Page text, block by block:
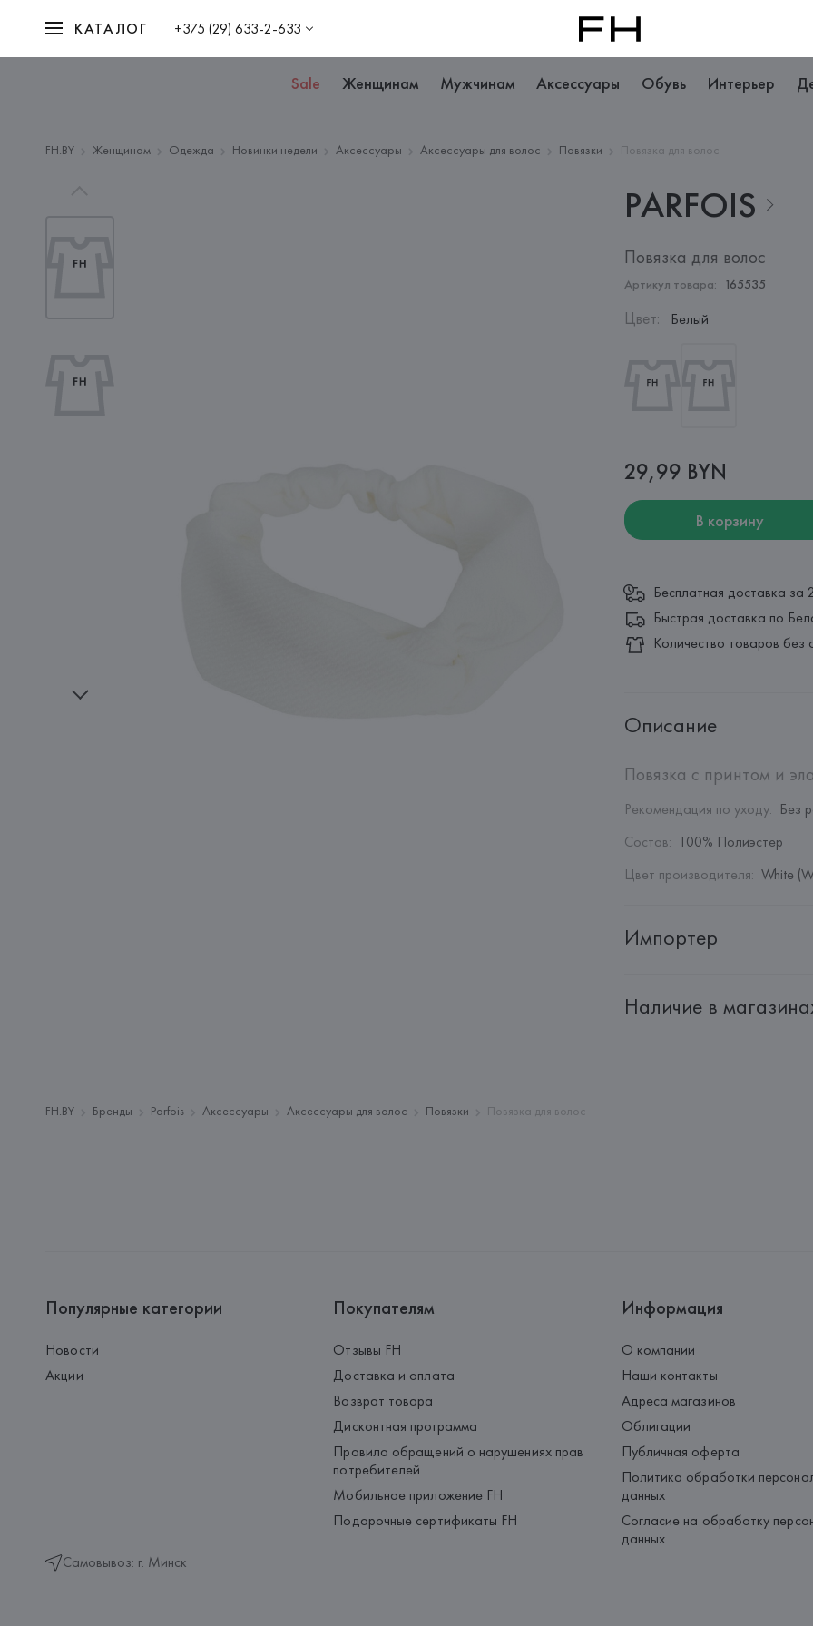
КАТАЛОГ +375 (29) 633-2-633
Sale Женщинам Мужчинам Аксессуары Обувь Интерьер
FH.BY Женщинам Одежда Новинки недели Аксессуары Аксессуары для волос Повязки Повязка для волос
PARFOIS
Повязка для волос
Артикул товара: 165535
Цвет: Белый
29,99 BYN
В корзину
Бесплатная доставка за
Быстрая доставка по
Количество товаров без
Описание
Повязка с принтом и
Рекомендация по уходу: Без
Состав: 100% Полиэстер
Цвет производителя: White
Импортер
Адрес: Республика
Наличие в
FH.BY Бренды Parfois Аксессуары Аксессуары для волос Повязки Повязка для волос
Популярные категории
Новости
Акции
Самовывоз: г. Минск
Покупателям
Отзывы FH
Доставка и оплата
Возврат товара
Дисконтная программа
Правила обращений о нарушениях прав
потребителей
Мобильное приложение FH
Подарочные сертификаты FH
Информация
О компании
Наши контакты
Адреса магазинов
Облигации
Публичная оферта
Политика обработки
данных
Согласие на обработку
данных